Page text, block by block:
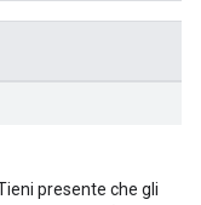
presente che gli